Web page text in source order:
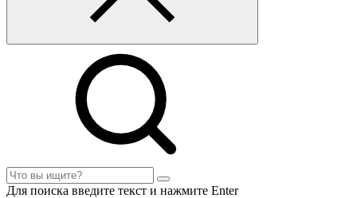
Для поиска введите текст и нажмите Enter